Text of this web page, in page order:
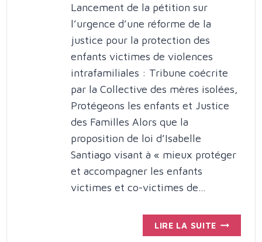
Lancement de la pétition sur
l’urgence d’une réforme de la
justice pour la protection des
enfants victimes de violences
intrafamiliales : Tribune coécrite
par la Collective des mères isolées,
Protégeons les enfants et Justice
des Familles Alors que la
proposition de loi d’Isabelle
Santiago visant à « mieux protéger
et accompagner les enfants
victimes et co-victimes de…
LIRE LA SUITE PÉTITION
: